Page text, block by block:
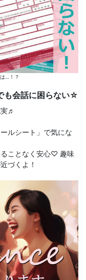
…！？
も会話に困らない☆
♬
ルシート」で気にな
ことなく安心♡ 趣味
づくよ！